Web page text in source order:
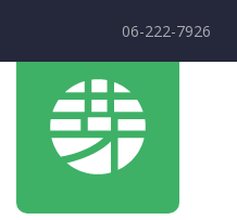
06-222-7926